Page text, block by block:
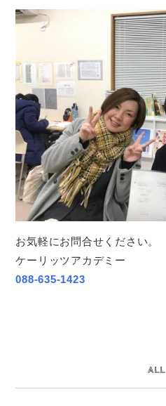
お気軽にお問合せください。
ケーリッツアカデミー
088-635-1423
ALL